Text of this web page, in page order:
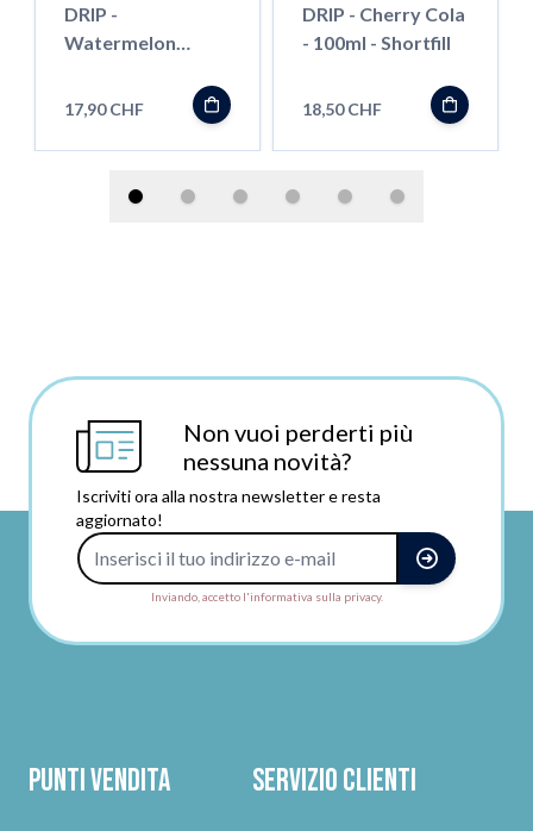
DRIP -
Watermelon
Shortfill
17,90 CHF
DRIP - Cherry Cola
- 100ml - Shortfill
18,50 CHF
Non vuoi perderti più
nessuna novità?
Iscriviti ora alla nostra newsletter e resta
aggiornato!
Inviando, accetto l'informativa sulla privacy.
Punti vendita Servizio clienti